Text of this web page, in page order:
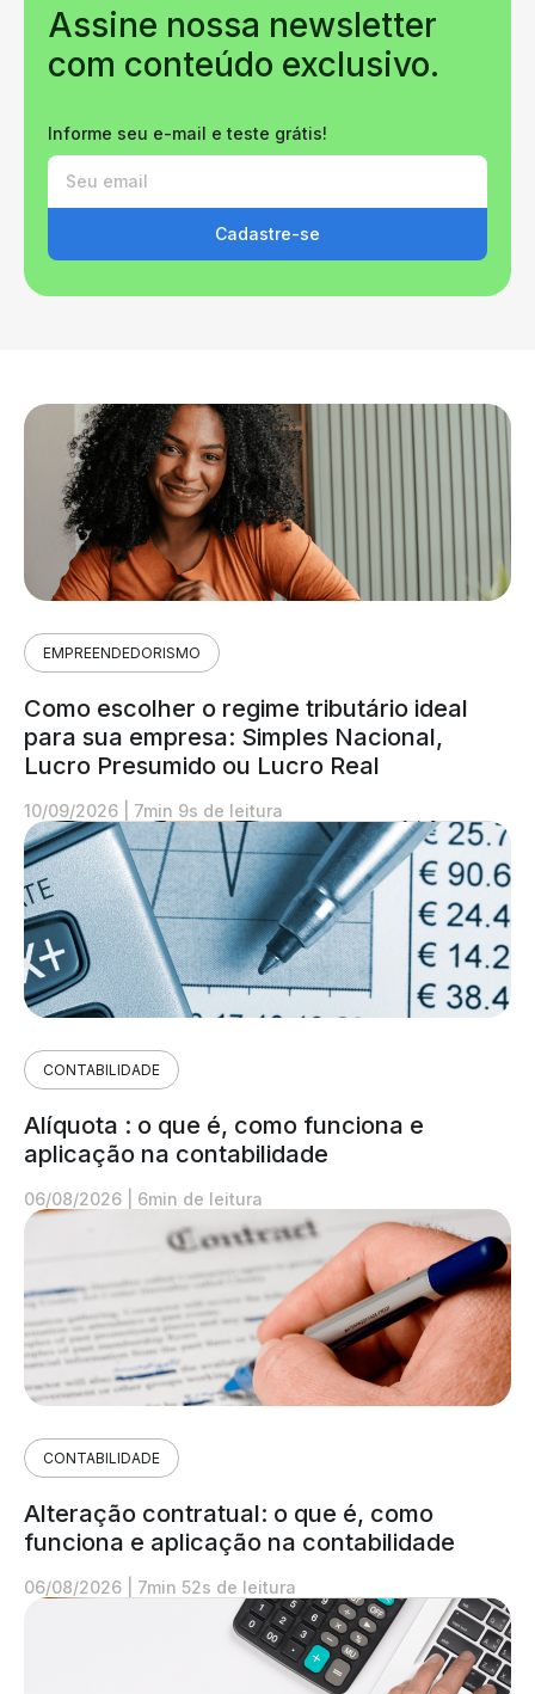
Assine nossa newsletter
com conteúdo exclusivo.
Informe seu e-mail e teste grátis!
Cadastre-se
EMPREENDEDORISMO
Como escolher o regime tributário ideal
para sua empresa: Simples Nacional,
Lucro Presumido ou Lucro Real
10/09/2026 7min 9s de leitura
CONTABILIDADE
Alíquota : o que é, como funciona e
aplicação na contabilidade
06/08/2026 6min de leitura
CONTABILIDADE
Alteração contratual: o que é, como
funciona e aplicação na contabilidade
06/08/2026 7min 52s de leitura